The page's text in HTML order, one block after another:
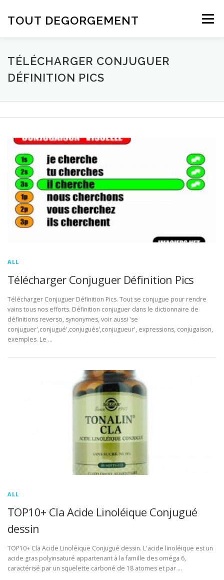
TOUT DEGORGEMENT Menu
TÉLÉCHARGER CONJUGUER
DÉFINITION PICS
ALL
Télécharger Conjuguer Définition Pics
Télécharger Conjuguer Définition Pics. Tout se conjugue pour rendre
vains tous nos efforts. Définition conjuguer dans le dictionnaire de
définitions reverso, synonymes, voir aussi 'se
conjuguer',conjugué',conjugués',conjugueur', expressions, conjugaison,
exemples. Le …
ALL
TOP10+ Cla Acide Linoléique Conjugué
dessin
TOP10+ Cla Acide Linoléique Conjugué dessin. L'acide linoléique est un
acide gras polyinsaturé appartenant à la famille des oméga 6,
caractérisé par un squelette carboné de 18 atomes et par …